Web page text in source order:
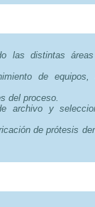
las distintas
de equipos,
del proceso.
archivo y
de prótesis